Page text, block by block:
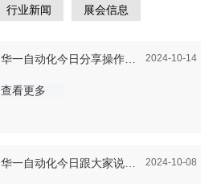
行业新闻 展会信息
2024-10-14
华一自动化今日分享操作隆
兴变频器应该如何维护跟保
查看更多
2024-10-08
华一自动化今日跟大家说说